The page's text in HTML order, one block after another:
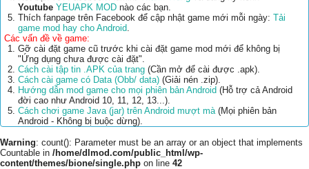
Youtube YEUAPK MOD nào các bạn.
Thích fanpage trên Facebook để cập nhật game mới mỗi ngày: Tải
game mod hay cho Android.
Các vấn đề về game:
Gỡ cài đặt game cũ trước khi cài đặt game mod mới để không bị
"Ứng dụng chưa được cài đặt".
Cách cài tập tin .APK của trang (Cần mở để cài được .apk).
Cách cài game có Data (Obb/ data) (Giải nén .zip).
Hướng dẫn mod game cho mọi phiên bản Android (Hỗ trợ cả Android
đời cao như Android 10, 11, 12, 13...).
Cách chơi game Java (jar) trên Android mượt mà(Mọi phiên bản
Android - Không bị buộc dừng).
Warning: count(): Parameter must be an array or an object that implements
Countable in /home/dlmod.com/public_html/wp-
content/themes/bione/single.php on line 42